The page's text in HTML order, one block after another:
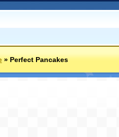
»Perfect Pancakes